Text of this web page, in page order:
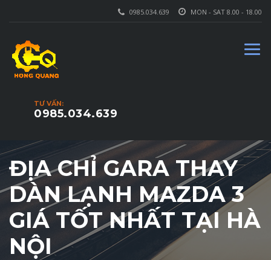
MON - SAT 8.00 - 18.00
0985.034.639
TƯ VẤN:
0985.034.639
ĐỊA CHỈ GARA THAY
DÀN LẠNH MAZDA 3
GIÁ TỐT NHẤT TẠI HÀ
NỘI